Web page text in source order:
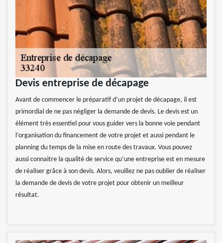
Devis entreprise de décapage
Avant de commencer le préparatif d’un projet de décapage, il est
primordial de ne pas négliger la demande de devis. Le devis est un
élément très essentiel pour vous guider vers la bonne voie pendant
l’organisation du financement de votre projet et aussi pendant le
planning du temps de la mise en route des travaux. Vous pouvez
aussi connaitre la qualité de service qu’une entreprise est en mesure
de réaliser grâce à son devis. Alors, veuillez ne pas oublier de réaliser
la demande de devis de votre projet pour obtenir un meilleur
résultat.